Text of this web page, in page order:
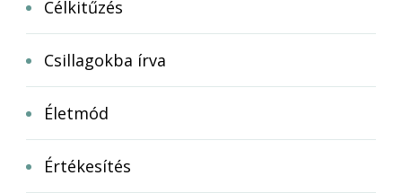
Célkitűzés
Csillagokba írva
Életmód
Értékesítés